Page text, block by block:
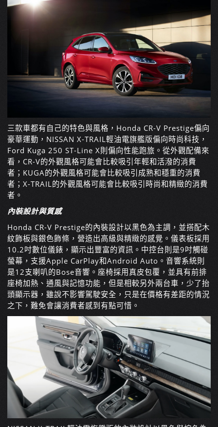
三款車都有自己的特色與風格，Honda CR-V Prestige偏向
豪華運動，NISSAN X-TRAIL輕油電旗艦版偏向時尚科技，
Ford Kuga 250 ST-Line X則偏向性能跑旅。從外觀配備來
看，CR-V的外觀風格可能會比較吸引年輕和活潑的消費
者；KUGA的外觀風格可能會比較吸引成熟和穩重的消費
者；X-TRAIL的外觀風格可能會比較吸引時尚和精緻的消費
者。
內裝設計與質感
Honda CR-V Prestige的內裝設計以黑色為主調，並搭配木
紋飾板與銀色飾條，營造出高級與精緻的感覺。儀表板採用
10.2吋數位儀錶，顯示出豐富的資訊。中控台則是9吋觸碰
螢幕，支援Apple CarPlay和Android Auto。音響系統則
是12支喇叭的Bose音響。座椅採用真皮包覆，並具有前排
座椅加熱、通風與記憶功能，但是相較另外兩台車，少了抬
頭顯示器，雖說不影響駕駛安全，只是在價格有差距的情況
之下，難免會讓消費者感到有點可惜。